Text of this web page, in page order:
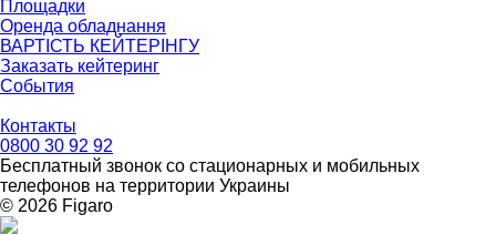
Площадки
Оренда обладнання
ВАРТІСТЬ КЕЙТЕРІНГУ
Заказать кейтеринг
События
Контакты
0800 30 92 92
Бесплатный звонок со стационарных и мобильных
телефонов на территории Украины
© 2026 Figarо